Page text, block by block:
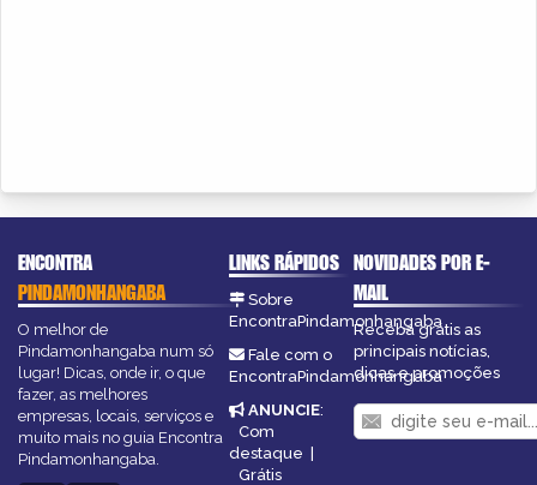
ENCONTRA
PINDAMONHANGABA
O melhor de
Pindamonhangaba num só
lugar! Dicas, onde ir, o que
fazer, as melhores
empresas, locais, serviços e
muito mais no guia Encontra
Pindamonhangaba.
LINKS RÁPIDOS
Sobre
EncontraPindamonhangaba
Fale com o
EncontraPindamonhangaba
ANUNCIE:
Com
destaque
Grátis
NOVIDADES POR E-
MAIL
Receba grátis as
principais notícias,
dicas e promoções